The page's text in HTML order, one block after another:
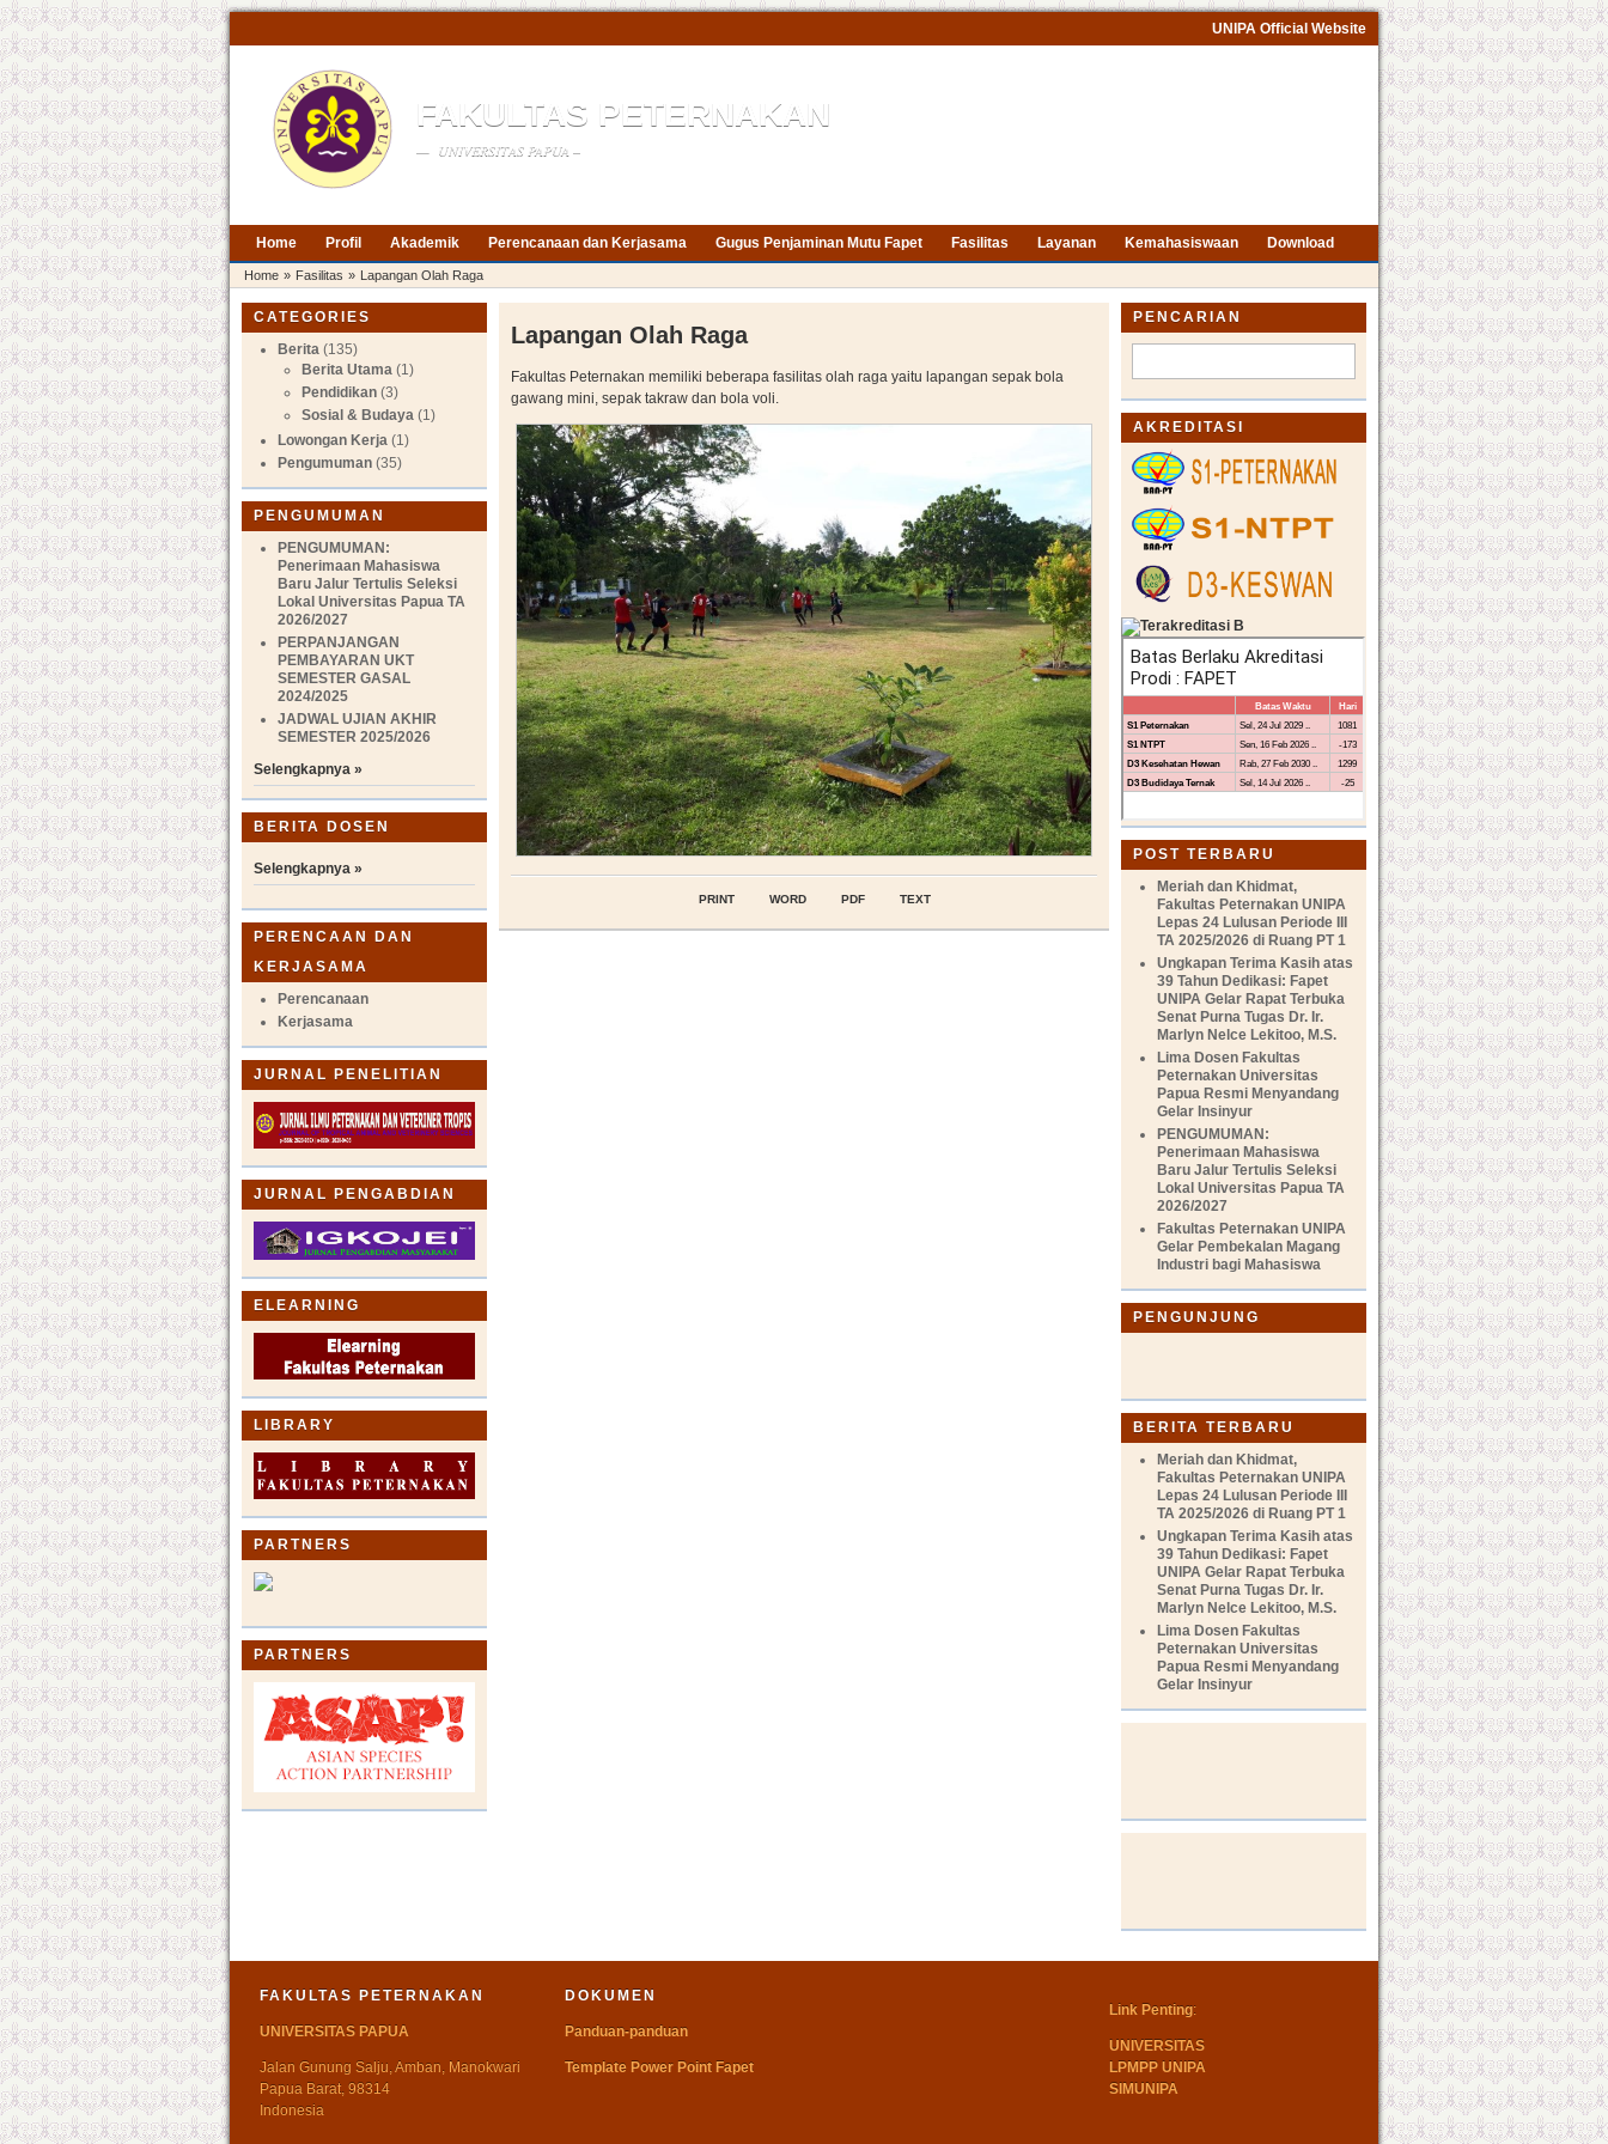
UNIPA Official Website
FAKULTAS PETERNAKAN
— UNIVERSITAS PAPUA –
Home Profil Akademik Perencanaan dan Kerjasama Gugus Penjaminan Mutu Fapet Fasilitas Layanan Kemahasiswaan Download
Home » Fasilitas » Lapangan Olah Raga
CATEGORIES
Berita (135)
Berita Utama (1)
Pendidikan (3)
Sosial & Budaya (1)
Lowongan Kerja (1)
Pengumuman (35)
PENGUMUMAN
PENGUMUMAN:
Penerimaan Mahasiswa
Baru Jalur Tertulis Seleksi
Lokal Universitas Papua TA
2026/2027
PERPANJANGAN
PEMBAYARAN UKT
SEMESTER GASAL
2024/2025
JADWAL UJIAN AKHIR
SEMESTER 2025/2026
Selengkapnya »
BERITA DOSEN
Selengkapnya »
PERENCAAN DAN
KERJASAMA
Perencanaan
Kerjasama
JURNAL PENELITIAN
JURNAL PENGABDIAN
ELEARNING
LIBRARY
PARTNERS
PARTNERS
Lapangan Olah Raga
Fakultas Peternakan memiliki beberapa fasilitas olah raga yaitu lapangan sepak bola
gawang mini, sepak takraw dan bola voli.
PRINT WORD PDF TEXT
PENCARIAN
AKREDITASI
POST TERBARU
Meriah dan Khidmat,
Fakultas Peternakan UNIPA
Lepas 24 Lulusan Periode III
TA 2025/2026 di Ruang PT 1
Ungkapan Terima Kasih atas
39 Tahun Dedikasi: Fapet
UNIPA Gelar Rapat Terbuka
Senat Purna Tugas Dr. Ir.
Marlyn Nelce Lekitoo, M.S.
Lima Dosen Fakultas
Peternakan Universitas
Papua Resmi Menyandang
Gelar Insinyur
PENGUMUMAN:
Penerimaan Mahasiswa
Baru Jalur Tertulis Seleksi
Lokal Universitas Papua TA
2026/2027
Fakultas Peternakan UNIPA
Gelar Pembekalan Magang
Industri bagi Mahasiswa
PENGUNJUNG
BERITA TERBARU
Meriah dan Khidmat,
Fakultas Peternakan UNIPA
Lepas 24 Lulusan Periode III
TA 2025/2026 di Ruang PT 1
Ungkapan Terima Kasih atas
39 Tahun Dedikasi: Fapet
UNIPA Gelar Rapat Terbuka
Senat Purna Tugas Dr. Ir.
Marlyn Nelce Lekitoo, M.S.
Lima Dosen Fakultas
Peternakan Universitas
Papua Resmi Menyandang
Gelar Insinyur
FAKULTAS PETERNAKAN
UNIVERSITAS PAPUA
Jalan Gunung Salju, Amban, Manokwari
Papua Barat, 98314
Indonesia
DOKUMEN
Panduan-panduan
Template Power Point Fapet
Link Penting:
UNIVERSITAS
LPMPP UNIPA
SIMUNIPA